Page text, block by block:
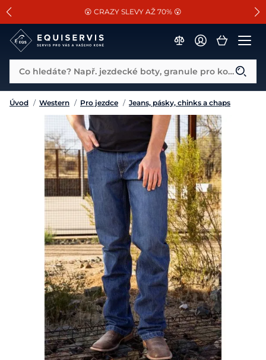
SLEVA 13% na vše od Cassini!
😮 CRAZY SLEVY AŽ 70% 😮
📐Pasování a doplňky k vybraným sedlům ZDARMA 🐴
Co hledáte? Např. jezdecké boty, granule pro koně...
Úvod / Western / Pro jezdce / Jeans, pásky, chinks a chaps